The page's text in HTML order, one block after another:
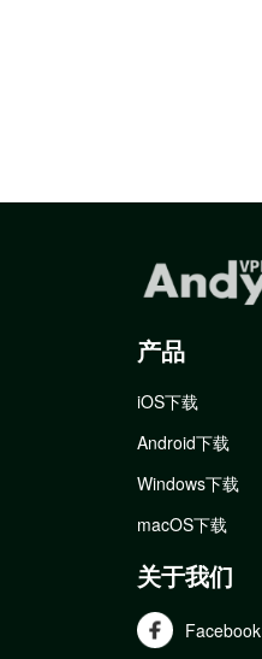
产品
iOS下载
Android下载
Windows下载
macOS下载
关于我们
Facebook